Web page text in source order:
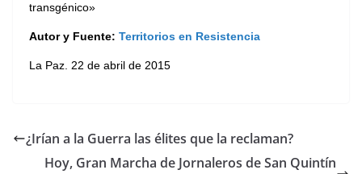
transgénico»
Autor y Fuente: Territorios en Resistencia
La Paz. 22 de abril de 2015
¿Irían a la Guerra las élites que la reclaman?
Hoy, Gran Marcha de Jornaleros de San Quintín